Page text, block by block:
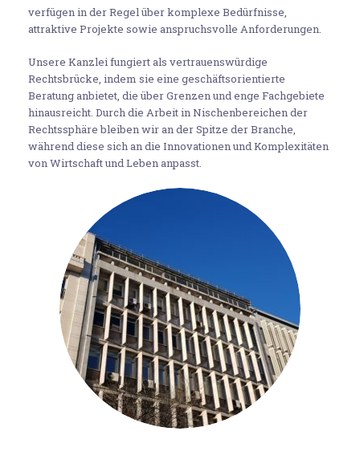
verfügen in der Regel über komplexe Bedürfnisse,
attraktive Projekte sowie anspruchsvolle Anforderungen.
Unsere Kanzlei fungiert als vertrauenswürdige
Rechtsbrücke, indem sie eine geschäftsorientierte
Beratung anbietet, die über Grenzen und enge Fachgebiete
hinausreicht. Durch die Arbeit in Nischenbereichen der
Rechtssphäre bleiben wir an der Spitze der Branche,
während diese sich an die Innovationen und Komplexitäten
von Wirtschaft und Leben anpasst.